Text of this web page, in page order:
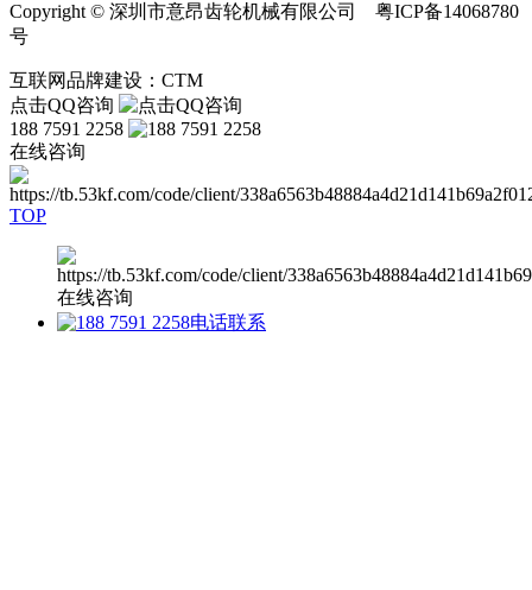
Copyright © 深圳市意昂齿轮机械有限公司 粤ICP备14068780
号
互联网品牌建设：CTM
点击QQ咨询
188 7591 2258
在线咨询
TOP
在线咨询
电话联系